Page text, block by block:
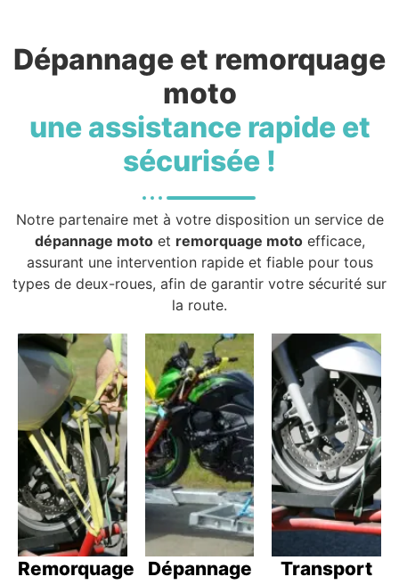
Dépannage et remorquage
moto
une assistance rapide et
sécurisée !
Notre partenaire met à votre disposition un service de
dépannage motoet remorquage motoefficace,
assurant une intervention rapide et fiable pour tous
types de deux-roues, afin de garantir votre sécurité sur
la route.
Remorquage
Dépannage
Transport